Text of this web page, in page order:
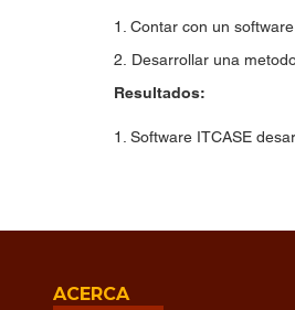
1. Contar con un
2. Desarrollar una
Resultados:
1. Software ITCASE
ACERCA